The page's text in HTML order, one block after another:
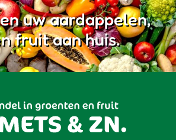
uw aardappelen,
fruit aan huis.